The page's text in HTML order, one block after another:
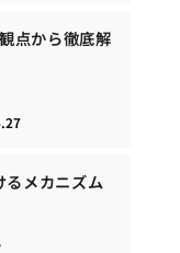
点から徹底解
メカニズム